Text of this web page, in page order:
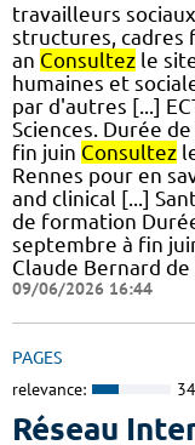
travailleurs
structures, cadres
an Consultez le
humaines et
par d'autres [...]
Sciences. Durée
fin juin Consultez
Rennes pour en
and clinical [...]
de formation
septembre à fin
Claude Bernard de
09/06/2026 16:44
PAGES
relevance:
Réseau